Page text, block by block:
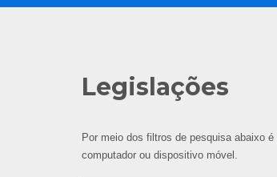
Legislações
Por meio dos filtros de pesquisa abaixo
computador ou dispositivo móvel.